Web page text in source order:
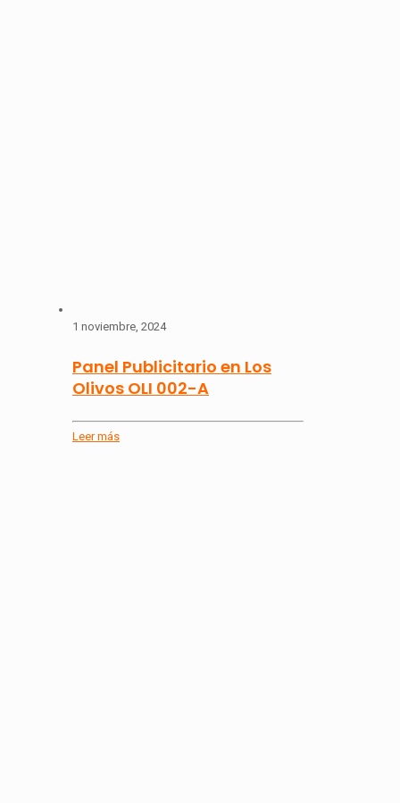
1 noviembre, 2024
Panel Publicitario en Los
Olivos OLI 002-A
Leer más